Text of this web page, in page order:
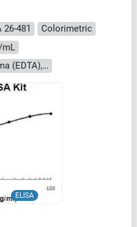
26-481
Colorimetric
mL
Cell Culture Supernatant, Plasma (EDTA), Plasma (heparin), Serum
ELISA